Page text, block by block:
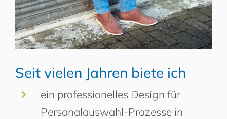
Seit vielen Jahren biete ich
ein professionelles Design für
Personalauswahl-Prozesse in